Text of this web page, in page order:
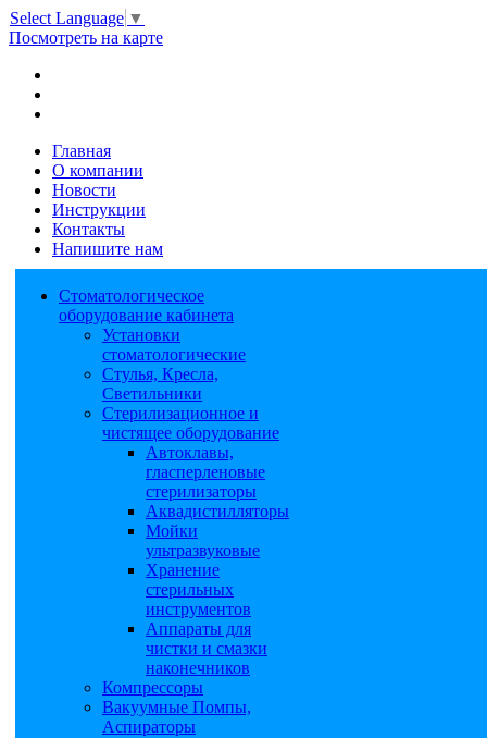
Select Language ▼
Посмотреть на карте
Главная
О компании
Новости
Инструкции
Контакты
Напишите нам
Стоматологическое
оборудование кабинета
Установки
стоматологические
Стулья, Кресла,
Светильники
Стерилизационное и
чистящее оборудование
Автоклавы,
гласперленовые
стерилизаторы
Аквадистилляторы
Мойки
ультразвуковые
Хранение
стерильных
инструментов
Аппараты для
чистки и смазки
наконечников
Компрессоры
Вакуумные Помпы,
Аспираторы